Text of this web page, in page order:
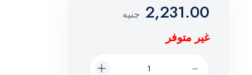
2,231.00 جنيه
غير متوفر